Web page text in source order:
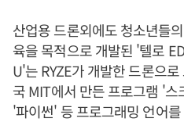
산업용 드론외에도 청소년들
육을 목적으로 개발된 '텔로
U'는 RYZE가 개발한 드론으
국 MIT에서 만든 프로그램 '
'파이썬' 등 프로그래밍 언어